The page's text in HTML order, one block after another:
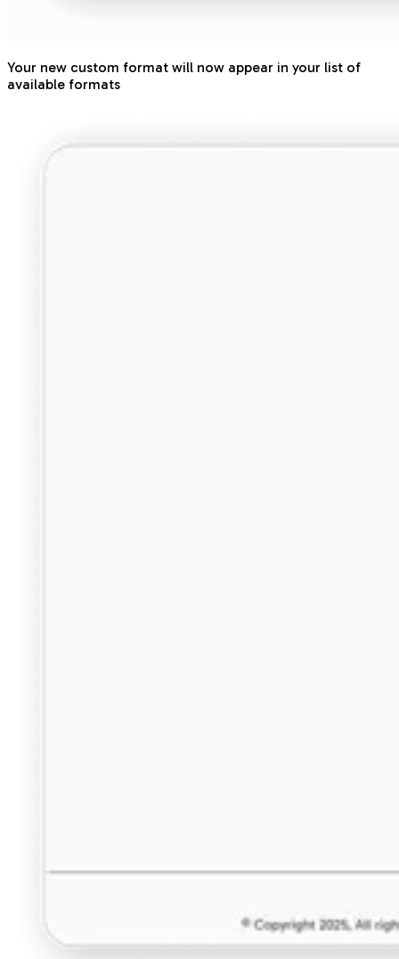
Your new custom format will now appear in your list of
available formats